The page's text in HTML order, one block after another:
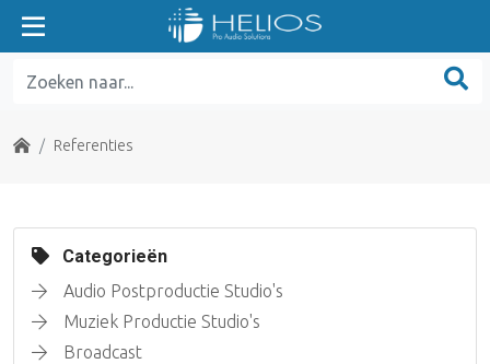
Home Referenties
Categorieën
Audio Postproductie Studio's
Muziek Productie Studio's
Broadcast